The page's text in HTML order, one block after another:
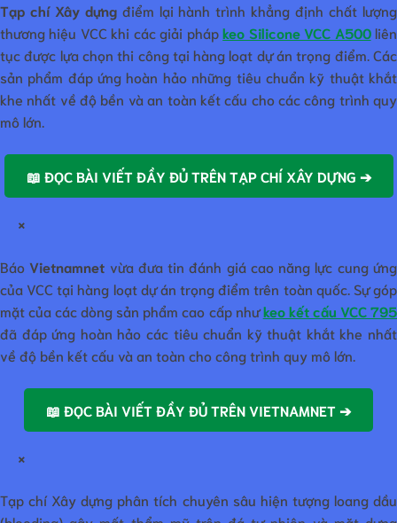
Tạp chí Xây dựngđiểm lại hành trình khẳng định chất lượng
thương hiệu VCC khi các giải phápkeo Silicone VCC A500liên
tục được lựa chọn thi công tại hàng loạt dự án trọng điểm. Các
sản phẩm đáp ứng hoàn hảo những tiêu chuẩn kỹ thuật khắt
khe nhất về độ bền và an toàn kết cấu cho các công trình quy
mô lớn.
📖 ĐỌC BÀI VIẾT ĐẦY ĐỦ TRÊN TẠP CHÍ XÂY DỰNG ➔
×
BáoVietnamnet vừa đưa tin đánh giá cao năng lực cung ứng
của VCC tại hàng loạt dự án trọng điểm trên toàn quốc. Sự góp
mặt của các dòng sản phẩm cao cấp nhưkeo kết cấu VCC 795
đã đáp ứng hoàn hảo các tiêu chuẩn kỹ thuật khắt khe nhất
về độ bền kết cấu và an toàn cho công trình quy mô lớn.
📖 ĐỌC BÀI VIẾT ĐẦY ĐỦ TRÊN VIETNAMNET ➔
×
Tạp chí Xây dựng phân tích chuyên sâu hiện tượng loang dầu